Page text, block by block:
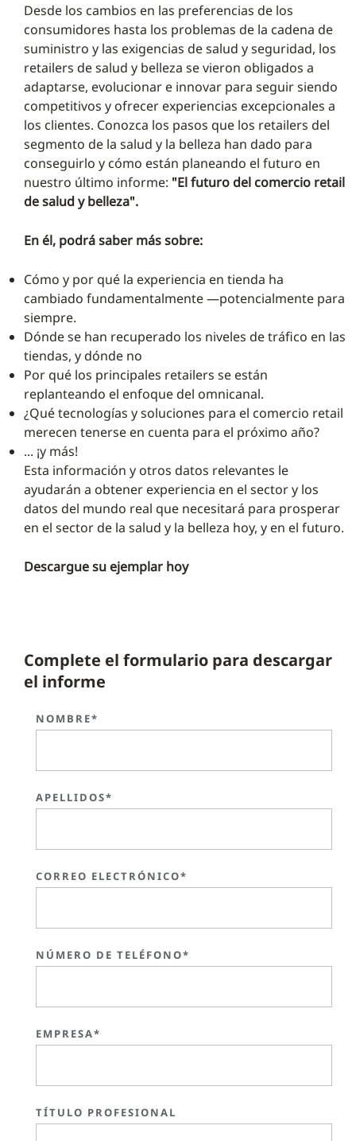
Desde los cambios en las preferencias de los
consumidores hasta los problemas de la cadena de
suministro y las exigencias de salud y seguridad, los
retailers de salud y belleza se vieron obligados a
adaptarse, evolucionar e innovar para seguir siendo
competitivos y ofrecer experiencias excepcionales a
los clientes. Conozca los pasos que los retailers del
segmento de la salud y la belleza han dado para
conseguirlo y cómo están planeando el futuro en
nuestro último informe: "El futuro del comercio retail
de salud y belleza".
En él, podrá saber más sobre:
Cómo y por qué la experiencia en tienda ha
cambiado fundamentalmente —potencialmente para
siempre.
Dónde se han recuperado los niveles de tráfico en las
tiendas, y dónde no
Por qué los principales retailers se están
replanteando el enfoque del omnicanal.
¿Qué tecnologías y soluciones para el comercio retail
merecen tenerse en cuenta para el próximo año?
... ¡y más!
Esta información y otros datos relevantes le
ayudarán a obtener experiencia en el sector y los
datos del mundo real que necesitará para prosperar
en el sector de la salud y la belleza hoy, y en el futuro.
Descargue su ejemplar hoy
Complete el formulario para descargar
el informe
NOMBRE*
APELLIDOS*
CORREO ELECTRÓNICO*
NÚMERO DE TELÉFONO*
EMPRESA*
TÍTULO PROFESIONAL